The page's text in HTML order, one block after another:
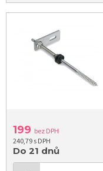
199 bez DPH
240,79 s DPH
Do 21 dnů